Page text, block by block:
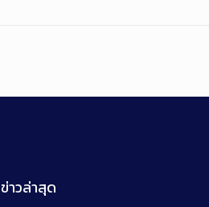
ข่าวล่าสุด